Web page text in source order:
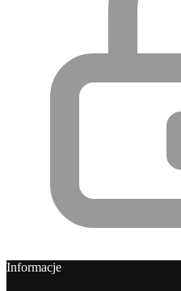
Informacje